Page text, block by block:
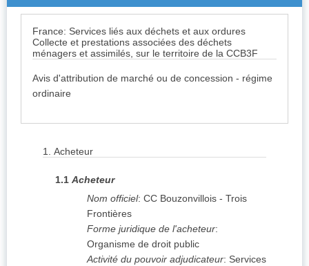
France: Services liés aux déchets et aux ordures
Collecte et prestations associées des déchets
ménagers et assimilés, sur le territoire de la CCB3F
Avis d'attribution de marché ou de concession - régime
ordinaire
1. Acheteur
1.1 Acheteur
Nom officiel: CC Bouzonvillois - Trois
Frontières
Forme juridique de l'acheteur:
Organisme de droit public
Activité du pouvoir adjudicateur: Services